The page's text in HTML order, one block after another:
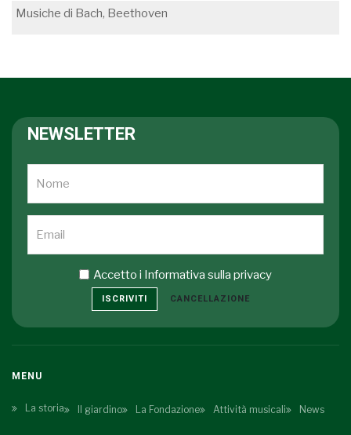
Musiche di Bach, Beethoven
NEWSLETTER
Accetto i Informativa sulla privacy
ISCRIVITI CANCELLAZIONE
MENU
La storia Il giardino La Fondazione Attività musicali News